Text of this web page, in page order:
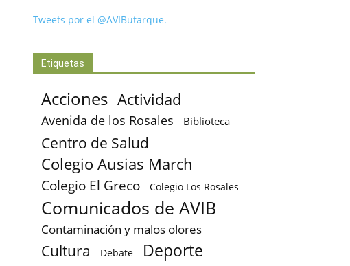
Tweets por el @AVIButarque.
Etiquetas
Acciones Actividad
Avenida de los Rosales Biblioteca
Centro de Salud
Colegio Ausias March
Colegio El Greco Colegio Los Rosales
Comunicados de AVIB
Contaminación y malos olores
Cultura Debate Deporte